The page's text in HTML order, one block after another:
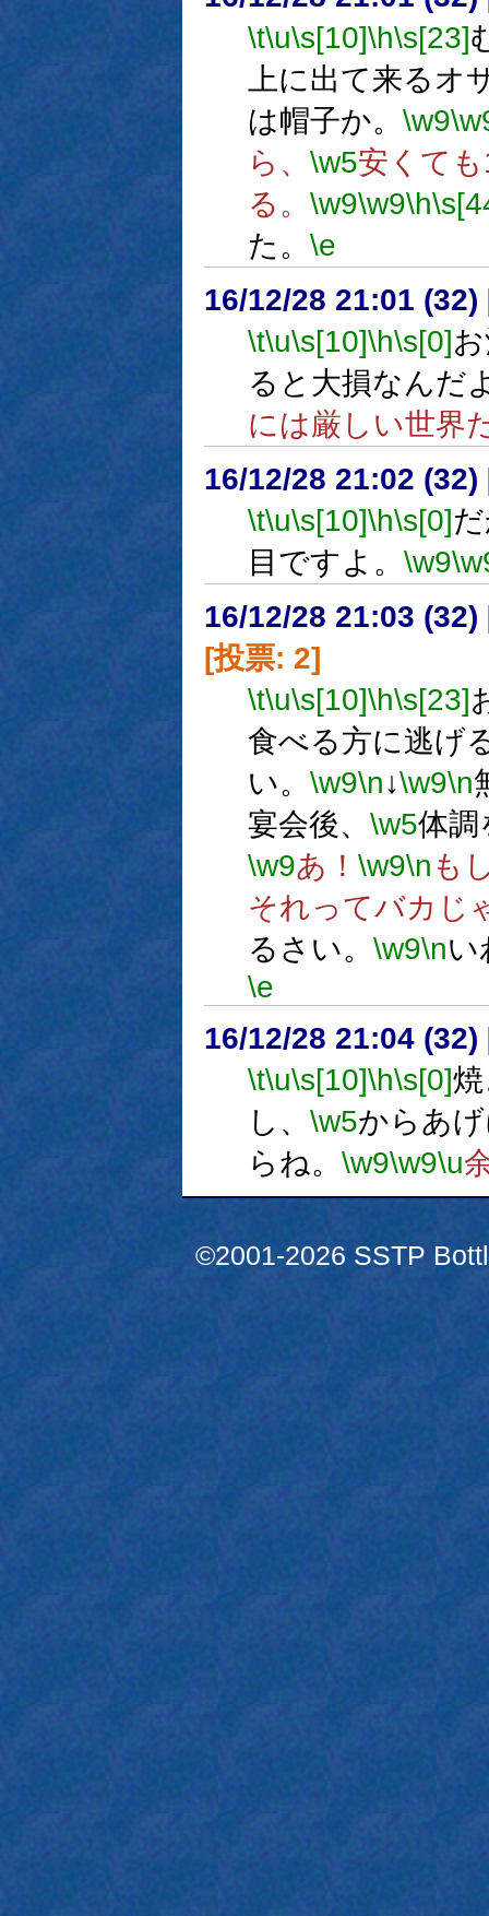
\t\u\s[10]\h\s[23]
上に出て来るオ
は帽子か。 \w9
ら、 \w5安くて
る。 \w9\w9\h
た。 \e
16/12/28 21:01 (32)
\t\u\s[10]\h\s[0]
ると大損なんだ
には厳しい世界
16/12/28 21:02 (32)
\t\u\s[10]\h\s[0]
目ですよ。 \w9
16/12/28 21:03 (32)
[投票: 2]
\t\u\s[10]\h\s[23]
食べる方に逃げ
い。 \w9\n↓\w9\n
宴会後、 \w5体調
\w9あ！ \w9\n も
それってバカじ
るさい。 \w9\nい
\e
16/12/28 21:04 (32)
\t\u\s[10]\h\s[0]
し、 \w5からあ
らね。 \w9\w9\u
©2001-2026 SSTP